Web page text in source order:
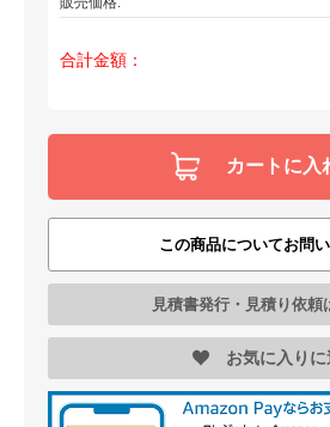
合計金額：
カートに入
この商品についてお問
見積書発行・見積り依頼
お気に入りに